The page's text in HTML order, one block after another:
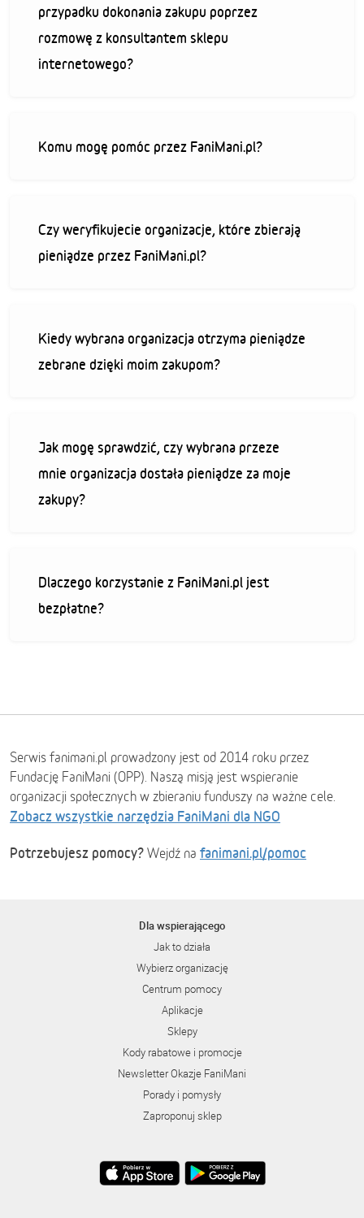
przypadku dokonania zakupu poprzez
rozmowę z konsultantem sklepu
internetowego?
Komu mogę pomóc przez FaniMani.pl?
Czy weryfikujecie organizacje, które zbierają
pieniądze przez FaniMani.pl?
Kiedy wybrana organizacja otrzyma pieniądze
zebrane dzięki moim zakupom?
Jak mogę sprawdzić, czy wybrana przeze
mnie organizacja dostała pieniądze za moje
zakupy?
Dlaczego korzystanie z FaniMani.pl jest
bezpłatne?
Serwis fanimani.pl prowadzony jest od 2014 roku przez
Fundację FaniMani (OPP). Naszą misją jest wspieranie
organizacji społecznych w zbieraniu funduszy na ważne cele.
Zobacz wszystkie narzędzia FaniMani dla NGO
Potrzebujesz pomocy? Wejdź na fanimani.pl/pomoc
Dla wspierającego
Jak to działa
Wybierz organizację
Centrum pomocy
Aplikacje
Sklepy
Kody rabatowe i promocje
Newsletter Okazje FaniMani
Porady i pomysły
Zaproponuj sklep